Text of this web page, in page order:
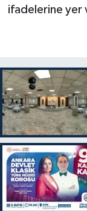
ifadelerine yer